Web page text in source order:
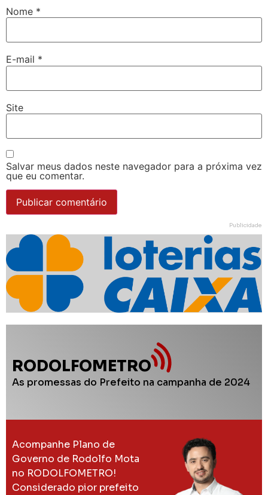
Nome *
E-mail *
Site
Salvar meus dados neste navegador para a próxima vez
que eu comentar.
Publicidade
RODOLFOMETRO
As promessas do Prefeito na campanha de 2024
Acompanhe Plano de
Governo de Rodolfo Mota
no RODOLFOMETRO!
Considerado pior prefeito